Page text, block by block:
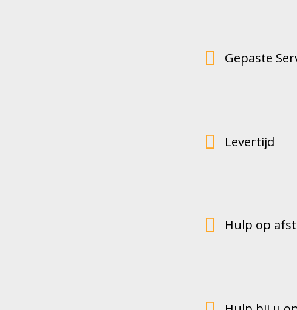
 Gepaste
 Levertijd
 Hulp op